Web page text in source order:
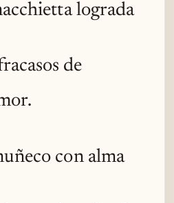
lograda
de
con alma